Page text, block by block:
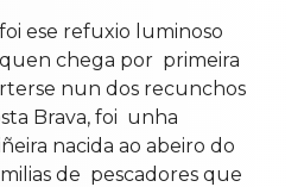
ese refuxio luminoso
chega por primeira
nun dos recunchos
Brava, foi unha
nacida ao abeiro do
de pescadores que